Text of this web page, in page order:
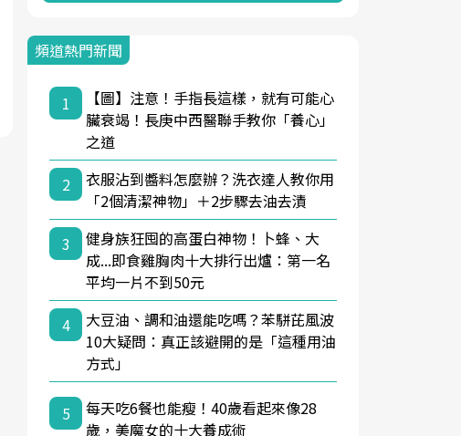
頻道熱門新聞
1
【圖】注意！手指長這樣，就有可能心
臟衰竭！長庚中西醫聯手教你「養心」
之道
2
衣服沾到醬料怎麼辦？洗衣達人教你用
「2個清潔神物」＋2步驟去油去漬
3
健身族狂囤的高蛋白神物！卜蜂、大
成...即食雞胸肉十大排行出爐：第一名
平均一片不到50元
4
大豆油、調和油還能吃嗎？苯駢芘風波
10大疑問：真正該避開的是「這種用油
方式」
5
每天吃6餐也能瘦！40歲看起來像28
歲，美魔女的十大養成術